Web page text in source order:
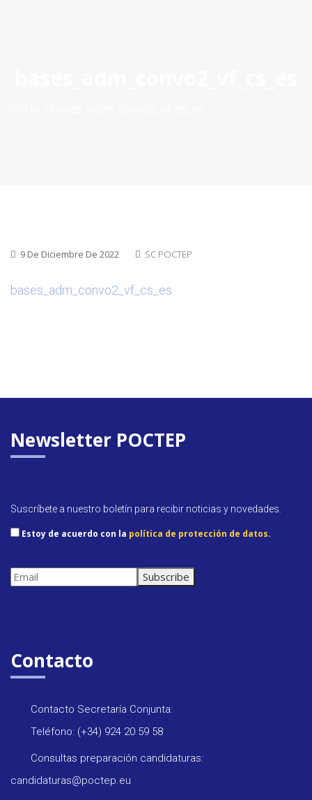
9 De Diciembre De 2022 SC POCTEP
bases_adm_convo2_vf_cs_es
Newsletter POCTEP
Suscríbete a nuestro boletín para recibir noticias y novedades.
Estoy de acuerdo con la política de protección de datos.
Contacto
Contacto Secretaría Conjunta:
Teléfono: (+34) 924 20 59 58
Consultas preparación candidaturas:
candidaturas@poctep.eu